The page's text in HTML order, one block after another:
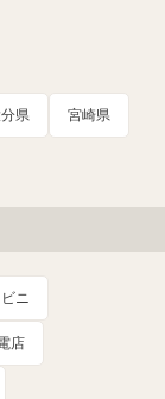
県 宮崎県
ニ
店